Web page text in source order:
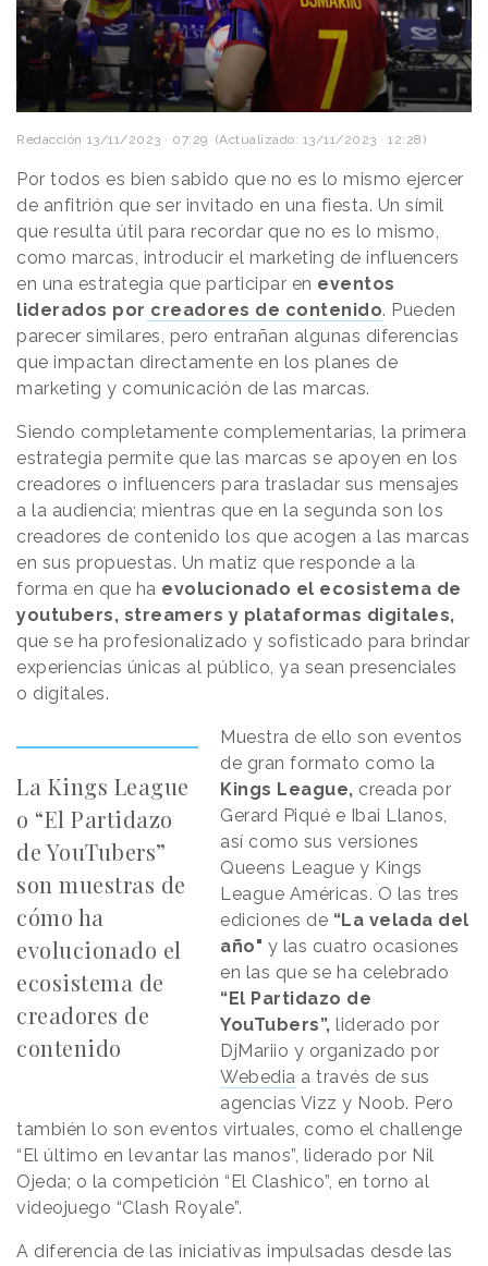
Redacción 13/11/2023 · 07:29 (Actualizado: 13/11/2023 · 12:28)
Por todos es bien sabido que no es lo mismo ejercer
de anfitrión que ser invitado en una fiesta. Un símil
que resulta útil para recordar que no es lo mismo,
como marcas, introducir el marketing de influencers
en una estrategia que participar en eventos
liderados por creadores de contenido. Pueden
parecer similares, pero entrañan algunas diferencias
que impactan directamente en los planes de
marketing y comunicación de las marcas.
Siendo completamente complementarias, la primera
estrategia permite que las marcas se apoyen en los
creadores o influencers para trasladar sus mensajes
a la audiencia; mientras que en la segunda son los
creadores de contenido los que acogen a las marcas
en sus propuestas. Un matiz que responde a la
forma en que ha evolucionado el ecosistema de
youtubers, streamers y plataformas digitales,
que se ha profesionalizado y sofisticado para brindar
experiencias únicas al público, ya sean presenciales
o digitales.
La Kings League
o “El Partidazo
de YouTubers”
son muestras de
cómo ha
evolucionado el
ecosistema de
creadores de
contenido
Muestra de ello son eventos
de gran formato como la
Kings League, creada por
Gerard Piqué e Ibai Llanos,
así como sus versiones
Queens League y Kings
League Américas. O las tres
ediciones de “La velada del
año" y las cuatro ocasiones
en las que se ha celebrado
“El Partidazo de
YouTubers”, liderado por
DjMariio y organizado por
Webedia a través de sus
agencias Vizz y Noob. Pero
también lo son eventos virtuales, como el challenge
“El último en levantar las manos”, liderado por Nil
Ojeda; o la competición “El Clashico”, en torno al
videojuego “Clash Royale”.
A diferencia de las iniciativas impulsadas desde las